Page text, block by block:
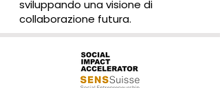
sviluppando una visione di
collaborazione futura.